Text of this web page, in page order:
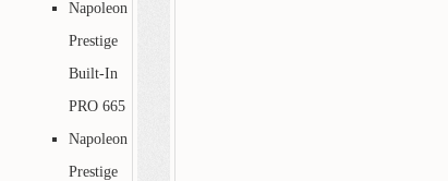
Napoleon
Prestige
Built-In
PRO 665
Napoleon
Prestige